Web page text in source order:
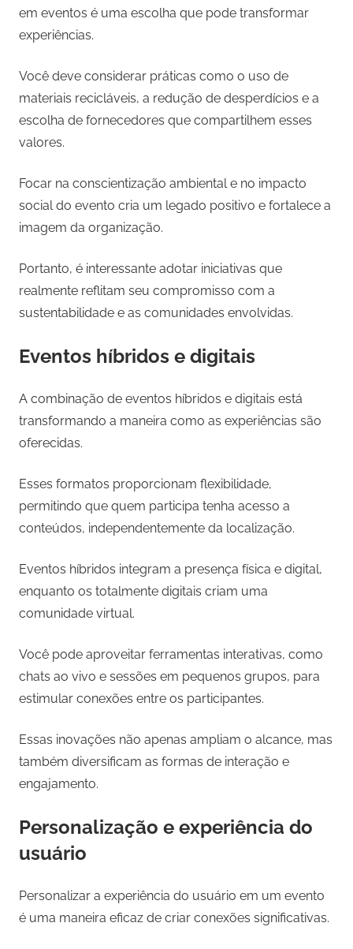
em eventos é uma escolha que pode transformar
experiências.
Você deve considerar práticas como o uso de
materiais recicláveis, a redução de desperdícios e a
escolha de fornecedores que compartilhem esses
valores.
Focar na conscientização ambiental e no impacto
social do evento cria um legado positivo e fortalece a
imagem da organização.
Portanto, é interessante adotar iniciativas que
realmente reflitam seu compromisso com a
sustentabilidade e as comunidades envolvidas.
Eventos híbridos e digitais
A combinação de eventos híbridos e digitais está
transformando a maneira como as experiências são
oferecidas.
Esses formatos proporcionam flexibilidade,
permitindo que quem participa tenha acesso a
conteúdos, independentemente da localização.
Eventos híbridos integram a presença física e digital,
enquanto os totalmente digitais criam uma
comunidade virtual.
Você pode aproveitar ferramentas interativas, como
chats ao vivo e sessões em pequenos grupos, para
estimular conexões entre os participantes.
Essas inovações não apenas ampliam o alcance, mas
também diversificam as formas de interação e
engajamento.
Personalização e experiência do
usuário
Personalizar a experiência do usuário em um evento
é uma maneira eficaz de criar conexões significativas.